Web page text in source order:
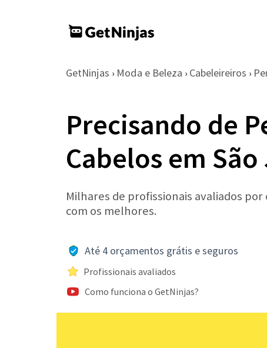
GetNinjas › Moda e Beleza › Cabeleireiros ›
Precisando de
Cabelos em
Milhares de profissionais avaliados
com os melhores.
Até 4 orçamentos grátis e seguros
Profissionais avaliados
Como funciona o GetNinjas?